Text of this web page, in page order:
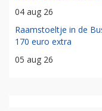
04 aug 26
Raamstoeltje in de
170 euro extra
05 aug 26